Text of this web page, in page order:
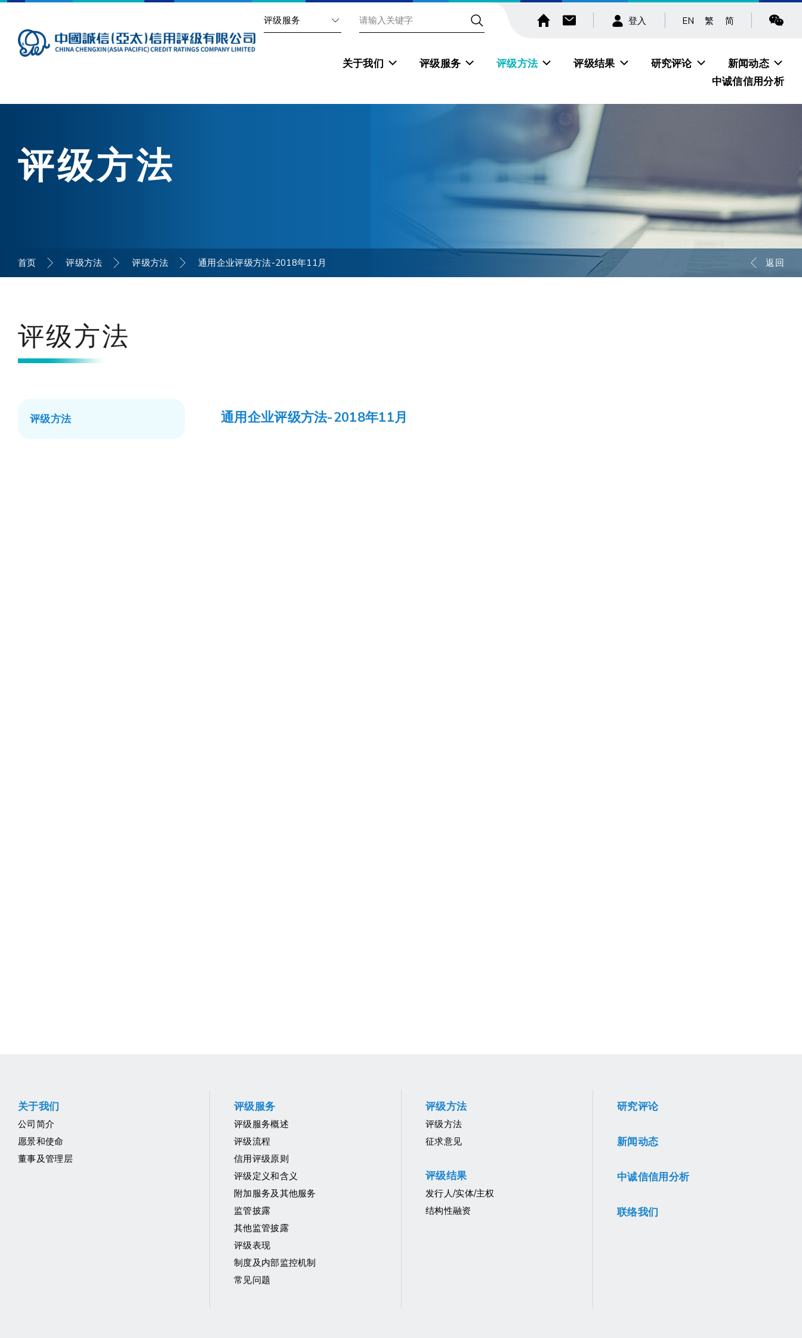
评级服务 登入 EN 繁 简
关于我们 评级服务 评级方法 评级结果 研究评论
新闻动态
中诚信信用分析
评级方法
首页 评级方法 评级方法 通用企业评级方法-2018年11月 返回
评级方法
评级方法 通用企业评级方法-2018年11月
关于我们
公司简介
愿景和使命
董事及管理层
评级服务
评级服务概述
评级流程
信用评级原则
评级定义和含义
附加服务及其他服务
监管披露
其他监管披露
评级表现
制度及内部监控机制
常见问题
评级方法
评级方法
征求意见
评级结果
发行人/实体/主权
结构性融资
研究评论
新闻动态
中诚信信用分析
联络我们